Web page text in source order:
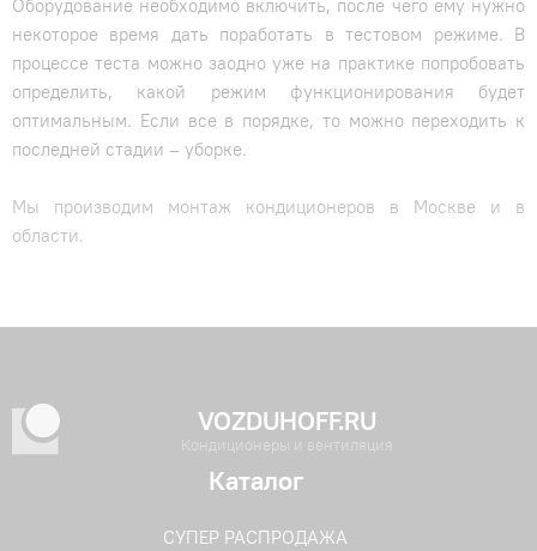
Оборудование необходимо включить, после чего ему нужно
некоторое время дать поработать в тестовом режиме. В
процессе теста можно заодно уже на практике попробовать
определить, какой режим функционирования будет
оптимальным. Если все в порядке, то можно переходить к
последней стадии – уборке.
Мы производим монтаж кондиционеров в Москве и в
области.
VOZDUHOFF.RU
Кондиционеры и вентиляция
Каталог
СУПЕР РАСПРОДАЖА